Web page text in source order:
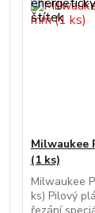
Milwaukee
(1 ks)
Milwaukee
ks) Pilový